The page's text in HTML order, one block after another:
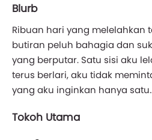
Blurb
Ribuan hari yang melelahkan
butiran peluh bahagia dan
yang berputar. Satu sisi aku
terus berlari, aku tidak
yang aku inginkan hanya
Tokoh Utama